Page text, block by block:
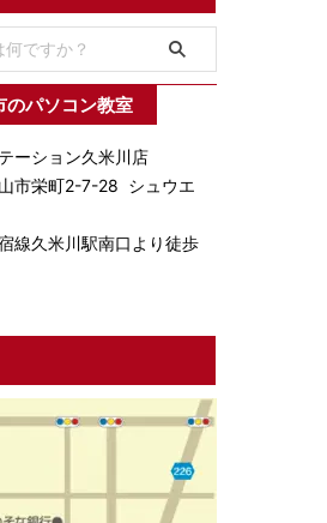
のパソコン教室
ーション久米川店
市栄町2-7-28 シュウエ
線久米川駅南口より徒歩